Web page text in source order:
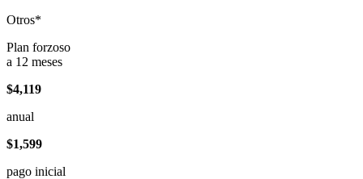
Otros*
Plan forzoso
a 12 meses
$4,119
anual
$1,599
pago inicial